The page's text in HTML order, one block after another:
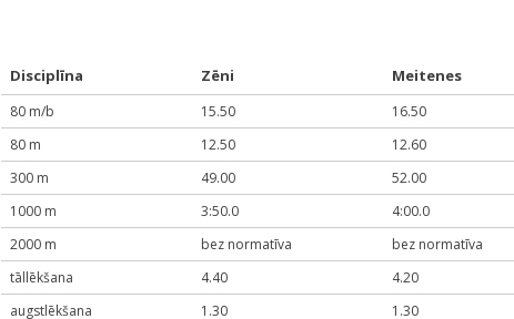
Disciplīna Zēni Meitenes
80 m/b 15.50
16.50
80 m
12.50
12.60
300 m
49.00
52.00
1000 m
3:50.0
4:00.0
2000 m
bez normatīva
bez normatīva
tāllēkšana
4.40
4.20
augstlēkšana
1.30
1.30